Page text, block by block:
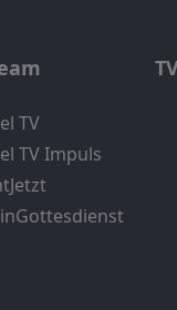
TV
TV Impuls